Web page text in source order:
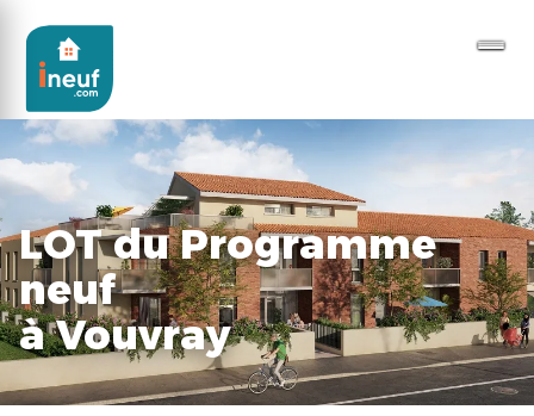
LOT du Programme
neuf
à Vouvray